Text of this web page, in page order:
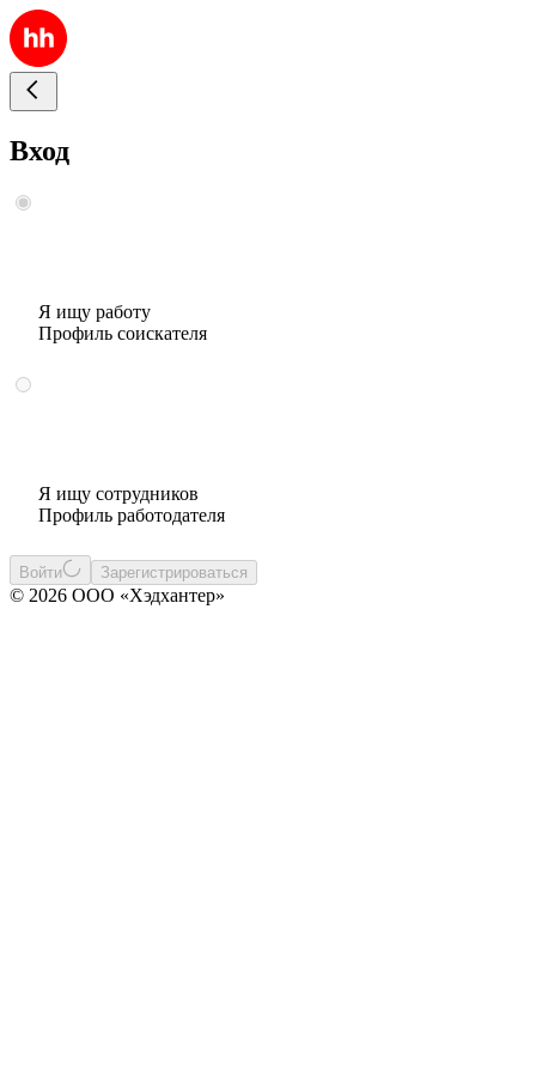
Вход
Я ищу работу
Профиль соискателя
Я ищу сотрудников
Профиль работодателя
Войти Зарегистрироваться
© 2026 ООО «Хэдхантер»